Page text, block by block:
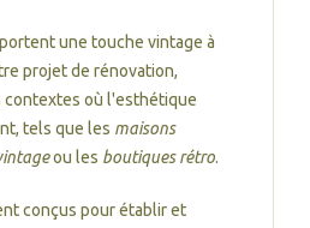
une touche vintage à
projet de rénovation,
contextes où l'esthétique
tels que les maisons
ou les boutiques rétro.
conçus pour établir et